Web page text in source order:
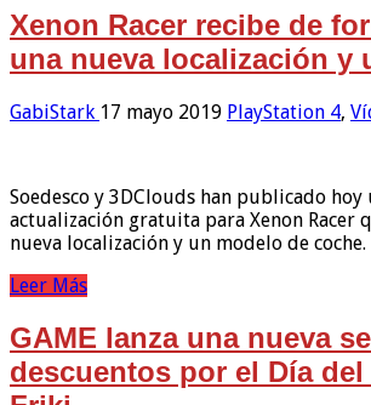
Xenon Racer recibe de
una nueva localización y
GabiStark 17 mayo 2019 PlayStation 4,
Soedesco y 3DClouds han publicado hoy
actualización gratuita para Xenon Racer
nueva localización y un modelo de coche.
Leer Más
GAME lanza una nueva
descuentos por el Día